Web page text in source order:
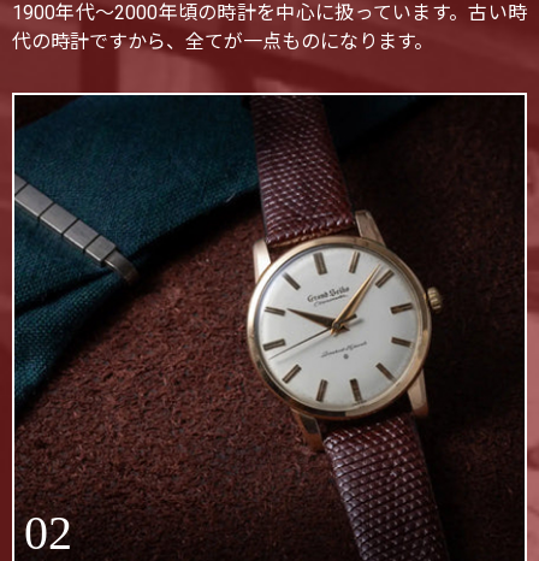
1900年代〜2000年頃の時計を中心に扱っています。古い時
代の時計ですから、全てが一点ものになります。
02